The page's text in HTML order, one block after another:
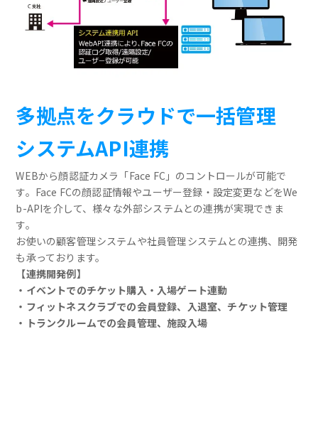
多拠点をクラウドで一括管理
システムAPI連携
WEBから顔認証カメラ「Face FC」のコントロールが可能で
す。Face FCの顔認証情報やユーザー登録・設定変更などをWe
b-APIを介して、様々な外部システムとの連携が実現できま
す。
お使いの顧客管理システムや社員管理システムとの連携、開発
も承っております。
【連携開発例】
・イベントでのチケット購入・入場ゲート連動
・フィットネスクラブでの会員登録、入退室、チケット管理
・トランクルームでの会員管理、施設入場